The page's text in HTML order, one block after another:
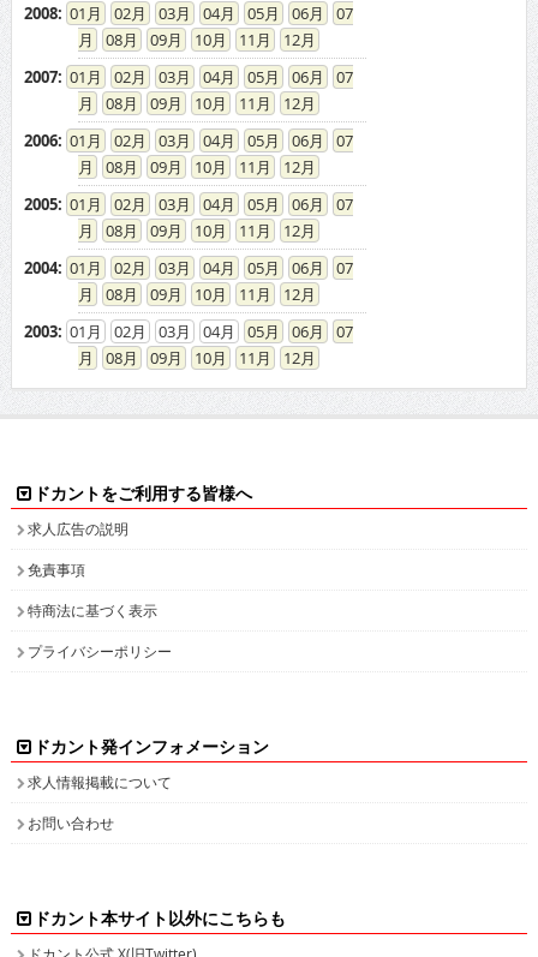
08
09 10 11
12
01 02 03 04 05 06
08
09 10 11
12
01 02 03 04 05 06
08
09 10 11
12
01 02 03 04 05 06
08
09 10 11
12
01 02 03 04 05 06
08
09 10 11 12
ドカントをご利用する皆様へ
特商法に基づく表示
プライバシーポリシー
ドカント発インフォメーション
ドカント本サイト以外にこちらも
ドカント公式 Instagram
検索キーワード一覧